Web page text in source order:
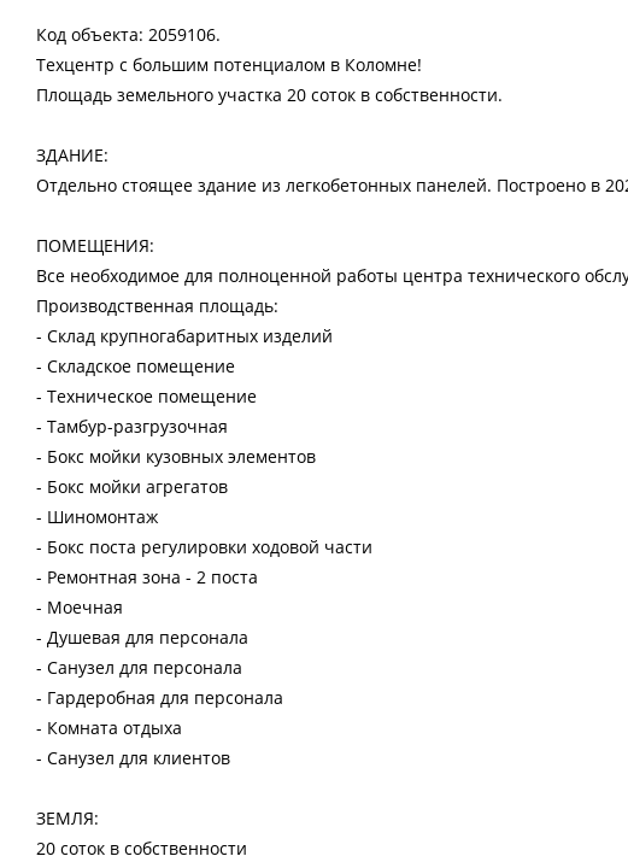
Код объекта: 2059106.
Техцентр с большим потенциалом в Коломне!
Площадь земельного участка 20 соток в собственности.
ЗДАНИЕ:
Отдельно стоящее здание из легкобетонных панелей. Построено в
ПОМЕЩЕНИЯ:
Все необходимое для полноценной работы центра технического
Производственная площадь:
- Склад крупногабаритных изделий
- Складское помещение
- Техническое помещение
- Тамбур-разгрузочная
- Бокс мойки кузовных элементов
- Бокс мойки агрегатов
- Шиномонтаж
- Бокс поста регулировки ходовой части
- Ремонтная зона - 2 поста
- Моечная
- Душевая для персонала
- Санузел для персонала
- Гардеробная для персонала
- Комната отдыха
- Санузел для клиентов
ЗЕМЛЯ:
20 соток в собственности